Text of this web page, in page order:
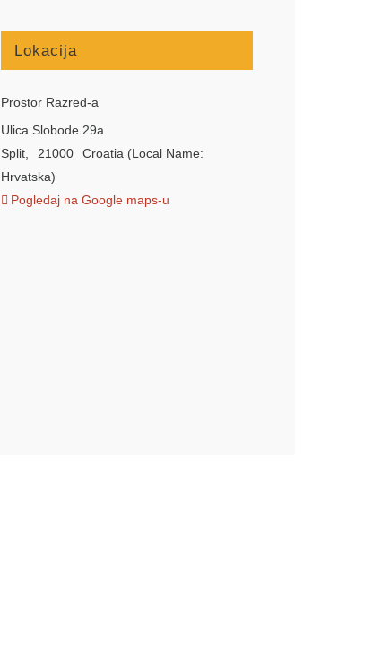
Lokacija
Prostor Razred-a
Ulica Slobode 29a
Split
21000
Croatia (Local Name:
Hrvatska)
Pogledaj na Google maps-u